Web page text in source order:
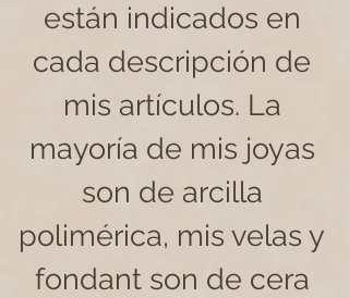
están indicados en
cada descripción de
mis artículos. La
mayoría de mis joyas
son de arcilla
polimérica, mis velas y
fondant son de cera